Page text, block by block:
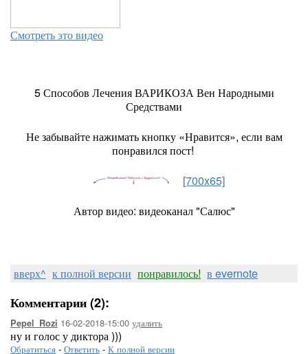
Смотреть это видео
5 Способов Лечения ВАРИКОЗА Вен Народными
Средствами
Не забывайте нажимать кнопку «Нравится», если вам
понравился пост!
[700x65]
Автор видео: видеоканал "Салюс"
вверх^ к полной версии понравилось! в evernote
Комментарии (2):
Pepel_Rozi 16-02-2018-15:00 удалить
ну и голос у диктора )))
Обратиться - Ответить - К полной версии